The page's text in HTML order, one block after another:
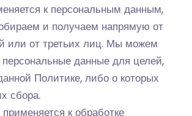
к персональным данным,
и получаем напрямую от
или от третьих лиц. Мы можем
персональные данные для целей,
Политике, либо о которых
сбора.
к обработке